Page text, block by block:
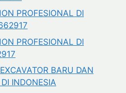
PROFESIONAL DI
PROFESIONAL DI
BARU DAN
INDONESIA